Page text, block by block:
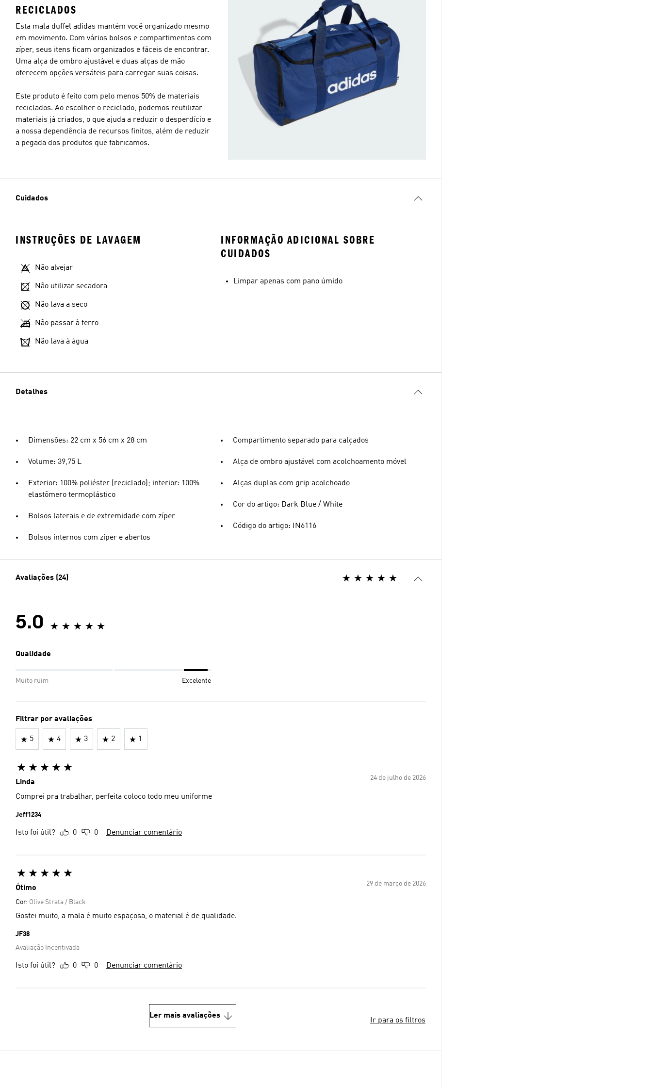
RECICLADOS
Esta mala duffel adidas mantém você organizado mesmo
em movimento. Com vários bolsos e compartimentos com
zíper, seus itens ficam organizados e fáceis de encontrar.
Uma alça de ombro ajustável e duas alças de mão
oferecem opções versáteis para carregar suas coisas.
Este produto é feito com pelo menos 50% de materiais
reciclados. Ao escolher o reciclado, podemos reutilizar
materiais já criados, o que ajuda a reduzir o desperdício e
a nossa dependência de recursos finitos, além de reduzir
a pegada dos produtos que fabricamos.
Cuidados
INSTRUÇÕES DE LAVAGEM
Não alvejar
Não utilizar secadora
Não lava a seco
Não passar à ferro
Não lava à água
INFORMAÇÃO ADICIONAL SOBRE
CUIDADOS
Limpar apenas com pano úmido
Detalhes
Dimensões: 22 cm x 56 cm x 28 cm
Volume: 39,75 L
Exterior: 100% poliéster (reciclado); interior: 100%
elastômero termoplástico
Bolsos laterais e de extremidade com zíper
Bolsos internos com zíper e abertos
Compartimento separado para calçados
Alça de ombro ajustável com acolchoamento móvel
Alças duplas com grip acolchoado
Cor do artigo: Dark Blue / White
Código do artigo: IN6116
Avaliações (24)
5.0
Qualidade
Muito ruim Excelente
Filtrar por avaliações
5 4 3 2 1
24 de julho de 2026
Linda
Comprei pra trabalhar, perfeita coloco todo meu uniforme
Jeff1234
Isto foi útil? 0 0 Denunciar comentário
29 de março de 2026
Ótimo
Cor: Olive Strata / Black
Gostei muito, a mala é muito espaçosa, o material é de qualidade.
JF38
Avaliação Incentivada
Isto foi útil? 0 0 Denunciar comentário
Ler mais avaliações
Ir para os filtros